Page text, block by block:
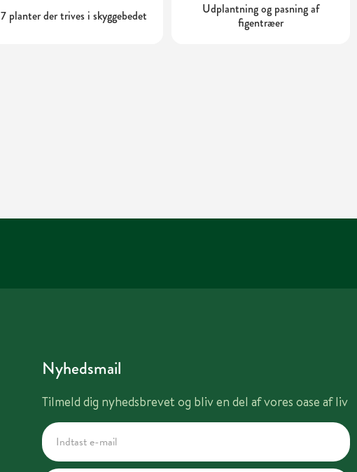
7 planter der trives i skyggebedet
Udplantning og pasning af
figentræer
Nyhedsmail
Tilmeld dig nyhedsbrevet og bliv en del af vores oase af liv